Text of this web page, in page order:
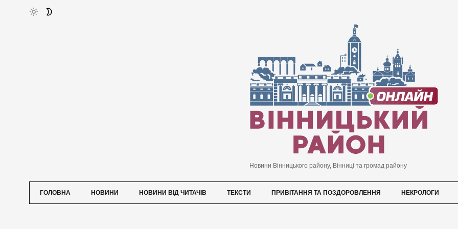
Новини Вінницького району, Вінниці та громад району
ГОЛОВНА НОВИНИ НОВИНИ ВІД ЧИТАЧІВ ТЕКСТИ ПРИВІТАННЯ ТА ПОЗДОРОВЛЕННЯ НЕКРОЛОГИ